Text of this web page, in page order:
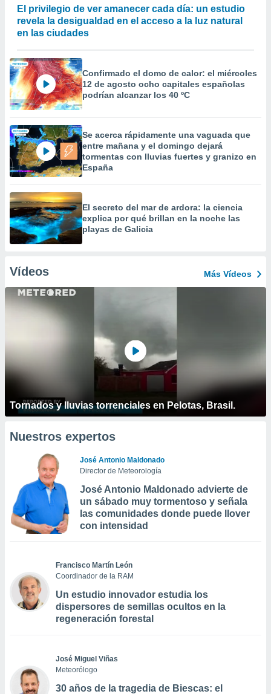
El privilegio de ver amanecer cada día: un estudio
revela la desigualdad en el acceso a la luz natural
en las ciudades
Confirmado el domo de calor: el miércoles
12 de agosto ocho capitales españolas
podrían alcanzar los 40 ºC
Se acerca rápidamente una vaguada que
entre mañana y el domingo dejará
tormentas con lluvias fuertes y granizo en
España
El secreto del mar de ardora: la ciencia
explica por qué brillan en la noche las
playas de Galicia
Vídeos Más Vídeos
Tornados y lluvias torrenciales en Pelotas, Brasil.
Nuestros expertos
José Antonio Maldonado
Director de Meteorología
José Antonio Maldonado advierte de
un sábado muy tormentoso y señala
las comunidades donde puede llover
con intensidad
Francisco Martín León
Coordinador de la RAM
Un estudio innovador estudia los
dispersores de semillas ocultos en la
regeneración forestal
José Miguel Viñas
Meteorólogo
30 años de la tragedia de Biescas: el